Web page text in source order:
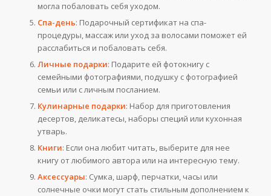
могла побаловать себя уходом.
Спа-день: Подарочный сертификат на спа-
процедуры, массаж или уход за волосами поможет ей
расслабиться и побаловать себя.
Личные подарки: Подарите ей фотокнигу с
семейными фотографиями, подушку с фотографией
семьи или с личным посланием.
Кулинарные подарки: Набор для приготовления
десертов, деликатесы, наборы специй или кухонная
утварь.
Книги: Если она любит читать, выберите для нее
книгу от любимого автора или на интересную тему.
Аксессуары: Сумка, шарф, перчатки, часы или
солнечные очки могут стать стильным дополнением к